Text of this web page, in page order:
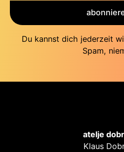
Du kannst dich jederzeit
Spam,
atelje
Klaus